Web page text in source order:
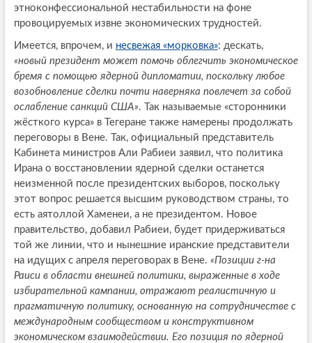
этноконфессиональной нестабильности на фоне
провоцируемых извне экономических трудностей.
Имеется, впрочем, и несвежая «морковка»: дескать,
«новый президент может помочь облегчить экономическое
бремя с помощью ядерной дипломатии, поскольку любое
возобновление сделки почти наверняка повлечет за собой
ослабление санкций США». Так называемые «сторонники
жёсткого курса» в Тегеране также намерены продолжать
переговоры в Вене. Так, официальный представитель
Кабинета министров Али Рабиеи заявил, что политика
Ирана о восстановлении ядерной сделки останется
неизменной после президентских выборов, поскольку
этот вопрос решается высшим руководством страны, то
есть аятоллой Хаменеи, а не президентом. Новое
правительство, добавил Рабиеи, будет придерживаться
той же линии, что и нынешние иранские представители
на идущих с апреля переговорах в Вене. «Позиции г-на
Раиси в области внешней политики, выраженные в ходе
избирательной кампании, отражают реалистичную и
прагматичную политику, основанную на сотрудничестве с
международным сообществом и конструктивном
экономическом взаимодействии. Его позиция по ядерной